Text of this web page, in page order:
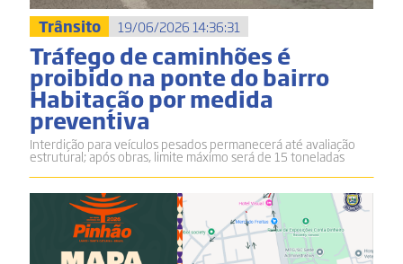
Trânsito 19/06/2026 14:36:31
Tráfego de caminhões é
proibido na ponte do bairro
Habitação por medida
preventiva
Interdição para veículos pesados permanecerá até avaliação
estrutural; após obras, limite máximo será de 15 toneladas